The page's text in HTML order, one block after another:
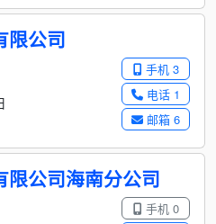
限公司
手机 3
电话 1
邮箱 6
限公司海南分公司
手机 0